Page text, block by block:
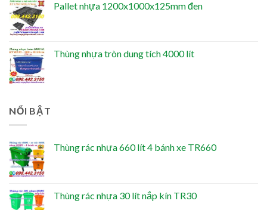
Pallet nhựa 1200x1000x125mm đen
Thùng nhựa tròn dung tích 4000 lít
NỔI BẬT
Thùng rác nhựa 660 lít 4 bánh xe TR660
Thùng rác nhựa 30 lít nắp kín TR30